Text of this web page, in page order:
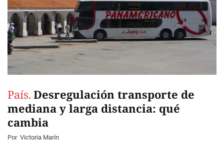
País. Desregulación transporte de
mediana y larga distancia: qué
cambia
Por Victoria Marín